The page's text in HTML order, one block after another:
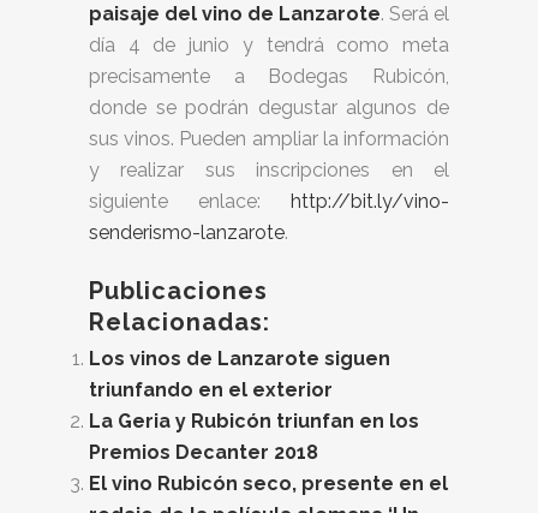
paisaje del vino de Lanzarote. Será el
día 4 de junio y tendrá como meta
precisamente a Bodegas Rubicón,
donde se podrán degustar algunos de
sus vinos. Pueden ampliar la información
y realizar sus inscripciones en el
siguiente enlace: http://bit.ly/vino-
senderismo-lanzarote.
Publicaciones
Relacionadas:
Los vinos de Lanzarote siguen
triunfando en el exterior
La Geria y Rubicón triunfan en los
Premios Decanter 2018
El vino Rubicón seco, presente en el